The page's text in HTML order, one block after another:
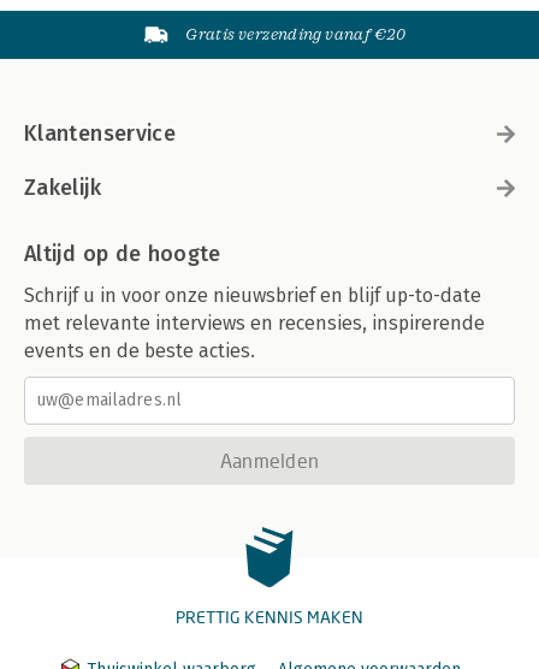
Gratis verzending vanaf €20
Klantenservice
Zakelijk
Altijd op de hoogte
Schrijf u in voor onze nieuwsbrief en blijf up-to-date
met relevante interviews en recensies, inspirerende
events en de beste acties.
Aanmelden
PRETTIG KENNIS MAKEN